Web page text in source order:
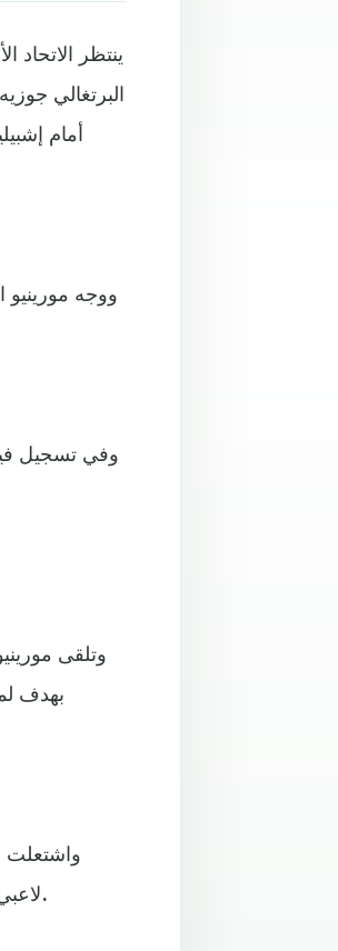
ينتظر الاتحاد
البرتغالي
أمام
ووجه مورينيو
وفي تسجيل
وتلقى
لاعبي روما، وتعطلت المباراة كثيرا حيث احتسب الحكم 25 دقيقة كوقت بدل من ضائع.